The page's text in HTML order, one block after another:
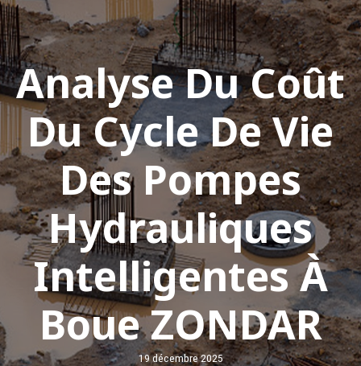
Analyse Du Coût
Du Cycle De Vie
Des Pompes
Hydrauliques
Intelligentes À
Boue ZONDAR
19 décembre 2025